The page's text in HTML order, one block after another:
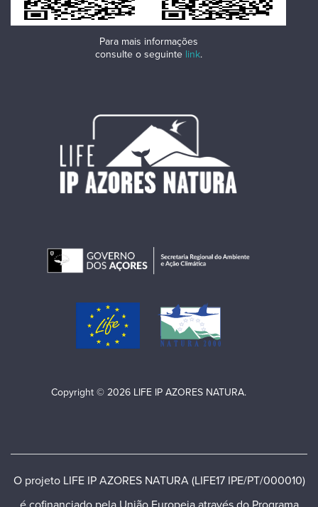
Copyright © 2026 LIFE IP AZORES NATURA.
Para mais informações
consulte o seguinte link.
O projeto LIFE IP AZORES NATURA (LIFE17 IPE/PT/000010)